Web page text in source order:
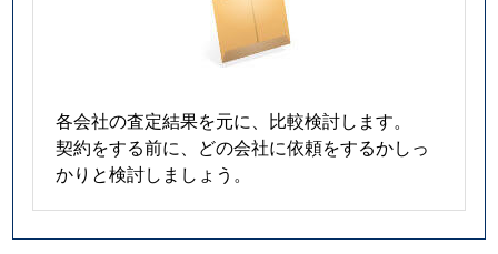
各会社の査定結果を元に、比較検討します。
契約をする前に、どの会社に依頼をするかしっ
かりと検討しましょう。